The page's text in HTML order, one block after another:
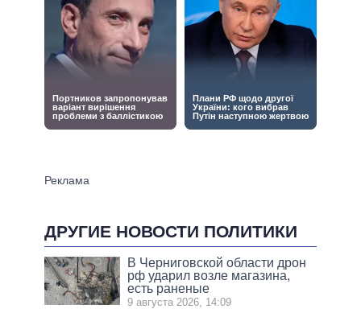
ДРУГИЕ НОВОСТИ ПОЛИТИКИ
В Черниговской области дрон
рф ударил возле магазина,
есть раненые
9 августа 2026, 14:09